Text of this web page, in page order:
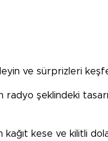
ve sürprizleri
şeklindeki
kese ve kilitli